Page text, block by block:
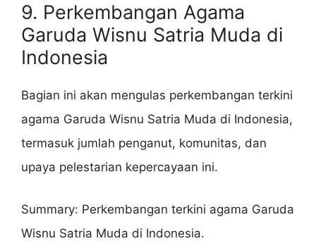
9. Perkembangan Agama
Garuda Wisnu Satria Muda di
Indonesia
Bagian ini akan mengulas perkembangan terkini
agama Garuda Wisnu Satria Muda di Indonesia,
termasuk jumlah penganut, komunitas, dan
upaya pelestarian kepercayaan ini.
Summary: Perkembangan terkini agama Garuda
Wisnu Satria Muda di Indonesia.